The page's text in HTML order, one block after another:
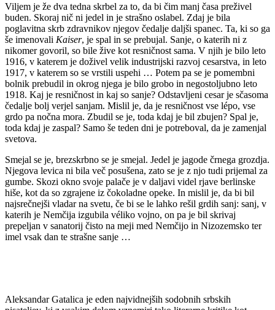
Viljem je že dva tedna skrbel za to, da bi čim manj časa preživel
buden. Skoraj nič ni jedel in je strašno oslabel. Zdaj je bila
poglavitna skrb zdravnikov njegov čedalje daljši spanec. Ta, ki so ga
še imenovali Kaiser, je spal in se prebujal. Sanje, o katerih ni z
nikomer govoril, so bile žive kot resničnost sama. V njih je bilo leto
1916, v katerem je doživel velik industrijski razvoj cesarstva, in leto
1917, v katerem so se vrstili uspehi … Potem pa se je pomembni
bolnik prebudil in okrog njega je bilo grobo in negostoljubno leto
1918. Kaj je resničnost in kaj so sanje? Odstavljeni cesar je sčasoma
čedalje bolj verjel sanjam. Mislil je, da je resničnost vse lépo, vse
grdo pa nočna mora. Zbudil se je, toda kdaj je bil zbujen? Spal je,
toda kdaj je zaspal? Samo še teden dni je potreboval, da je zamenjal
svetova.
Smejal se je, brezskrbno se je smejal. Jedel je jagode črnega grozdja.
Njegova levica ni bila več posušena, zato se je z njo tudi prijemal za
gumbe. Skozi okno svoje palače je v daljavi videl rjave berlinske
hiše, kot da so zgrajene iz čokoladne opeke. In mislil je, da bi bil
najsrečnejši vladar na svetu, če bi se le lahko rešil grdih sanj: sanj, v
katerih je Nemčija izgubila véliko vojno, on pa je bil skrivaj
prepeljan v sanatorij čisto na meji med Nemčijo in Nizozemsko ter
imel vsak dan te strašne sanje …
Aleksandar Gatalica je eden najvidnejših sodobnih srbskih